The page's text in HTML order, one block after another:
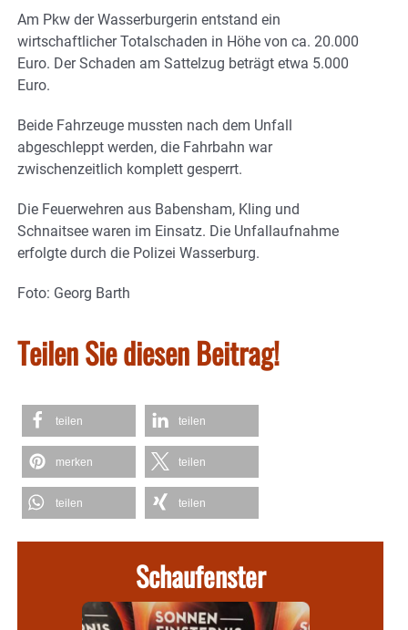
Am Pkw der Wasserburgerin entstand ein
wirtschaftlicher Totalschaden in Höhe von ca. 20.000
Euro. Der Schaden am Sattelzug beträgt etwa 5.000
Euro.
Beide Fahrzeuge mussten nach dem Unfall
abgeschleppt werden, die Fahrbahn war
zwischenzeitlich komplett gesperrt.
Die Feuerwehren aus Babensham, Kling und
Schnaitsee waren im Einsatz. Die Unfallaufnahme
erfolgte durch die Polizei Wasserburg.
Foto: Georg Barth
Teilen Sie diesen Beitrag!
teilen teilen
merken teilen
teilen teilen
Schaufenster